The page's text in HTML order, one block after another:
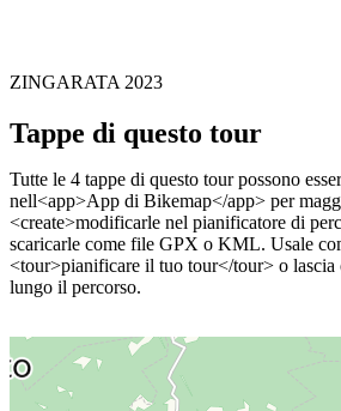
ZINGARATA 2023
Tappe di questo tour
Tutte le 4 tappe di questo tour possono
nell<app>App di Bikemap</app> per
<create>modificarle nel pianificatore di
scaricarle come file GPX o KML. Usale
<tour>pianificare il tuo tour</tour> o
lungo il percorso.